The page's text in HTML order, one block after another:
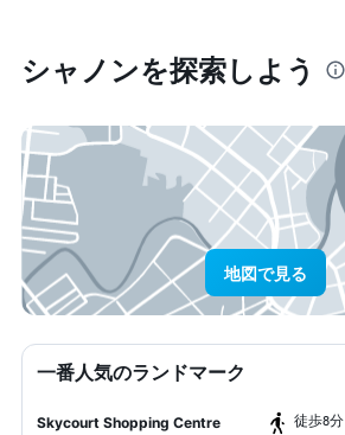
シャノン​を探索しよう
地図で見る
一番人気のランドマーク
Skycourt Shopping Centre ​徒歩8分